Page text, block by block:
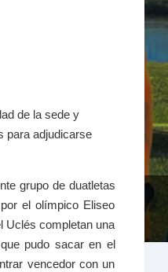
de la sede y
para adjudicarse
grupo de duatletas
el olímpico Eliseo
Uclés completan una
pudo sacar en el
vencedor con un